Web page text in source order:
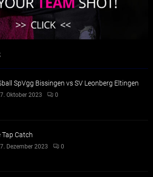
SpVgg Bissingen vs SV Leonberg Eltingen
Oktober 2023 0
Tap Catch
Dezember 2023 0